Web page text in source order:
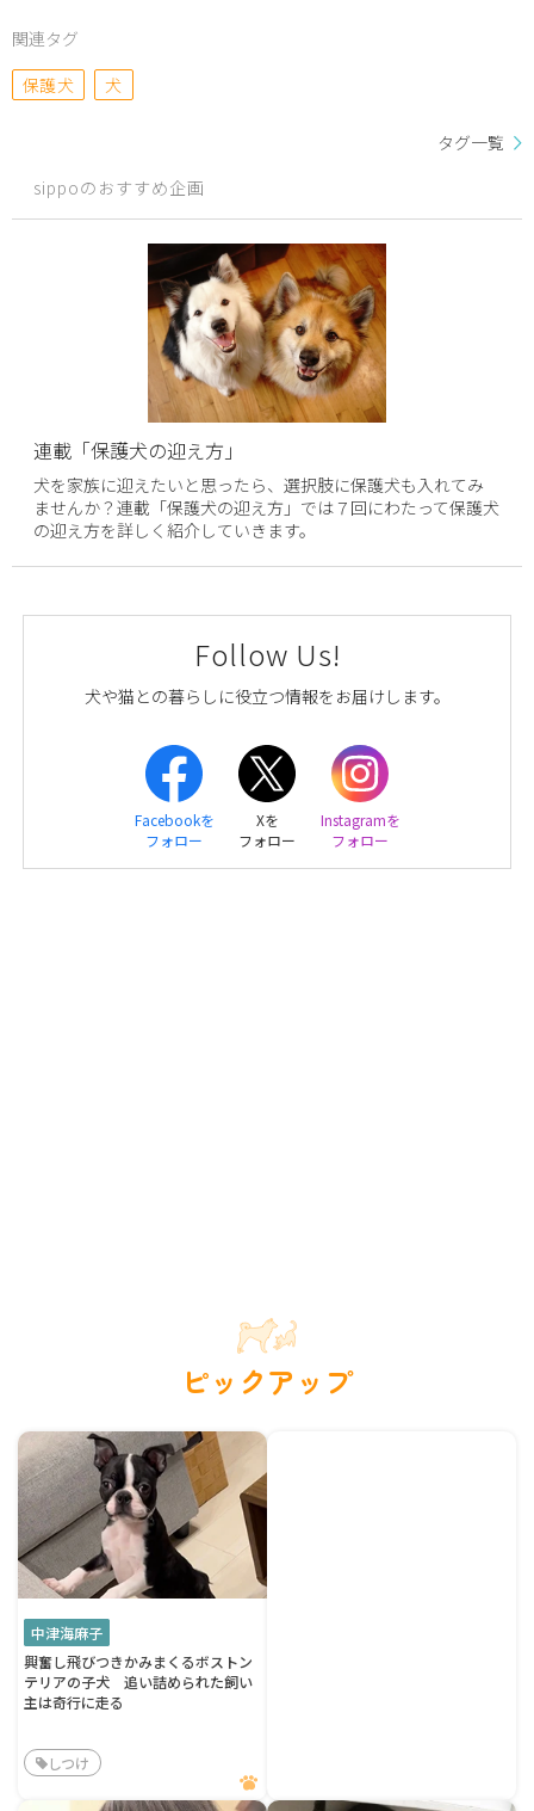
関連タグ
保護犬
犬
タグ一覧
sippoのおすすめ企画
連載「保護犬の迎え方」
犬を家族に迎えたいと思ったら、選択肢に保護犬も入れてみ
ませんか？連載「保護犬の迎え方」では７回にわたって保護犬
の迎え方を詳しく紹介していきます。
Follow Us!
犬や猫との暮らしに役立つ情報をお届けします。
Facebookを
フォロー
Xを
フォロー
Instagramを
フォロー
ピックアップ
中津海麻子
興奮し飛びつきかみまくるボストン
テリアの子犬 追い詰められた飼い
主は奇行に走る
しつけ